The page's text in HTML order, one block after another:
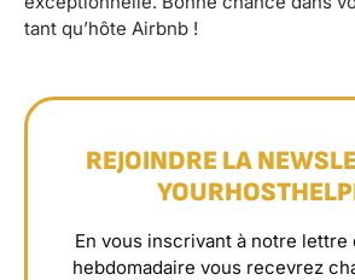
tant qu’hôte Airbnb !
REJOINDRE LA
En vous inscrivant à notre lettre
hebdomadaire vous recevrez